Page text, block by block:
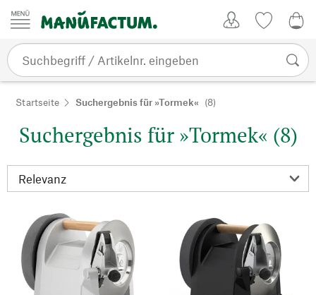
Zum Inhalt springen
Startseite Suchergebnis für »Tormek« (8)
Suchergebnis für »Tormek« (8)